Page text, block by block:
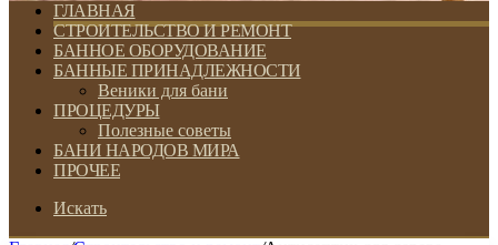
ГЛАВНАЯ
СТРОИТЕЛЬСТВО И РЕМОНТ
БАННОЕ ОБОРУДОВАНИЕ
БАННЫЕ ПРИНАДЛЕЖНОСТИ
Веники для бани
ПРОЦЕДУРЫ
Полезные советы
БАНИ НАРОДОВ МИРА
ПРОЧЕЕ
Искать